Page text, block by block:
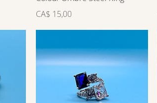
Preço
CA$ 15,00